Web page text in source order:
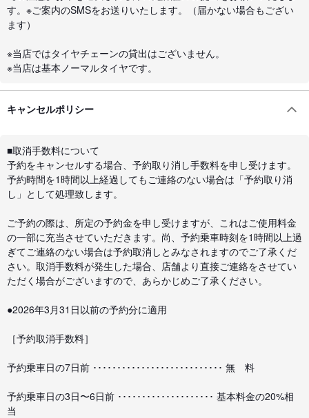
す。※ご案内のSMSをお送りいたします。（届かない場合もござい
ます）
※当店ではタイヤチェーンの貸出はございません。
※当店は基本ノーマルタイヤです。
キャンセルポリシー
■取消手数料について
予約をキャンセルする場合、予約取り消し手数料を申し受けます。
予約時間を1時間以上経過してもご連絡のない場合は「予約取り消
し」として処理致します。
ご予約の際は、所定の予約金を申し受けますが、これはご使用料金
の一部に充当させていただきます。尚、予約乗車時刻を1時間以上過
ぎてご連絡のない場合は予約取消しとみなされますのでご了承くだ
さい。取消手数料が発生した場合、店舗より直接ご連絡をさせてい
ただく場合がございますので、あらかじめご了承ください。
●2026年3月31日以前の予約分に適用
［予約取消手数料］
予約乗車日の7日前 ･･･････････････････････････ 無 料
予約乗車日の3日〜6日前 ････････････････････ 基本料金の20%相
当